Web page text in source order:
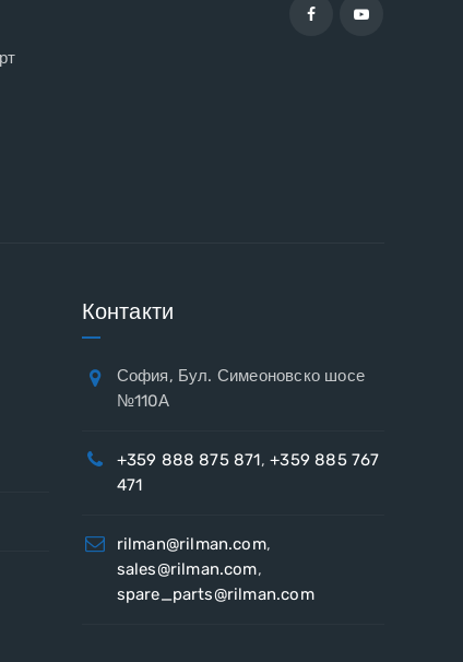
Контакти
София, Бул. Симеоновско шосе
№110А
+359 888 875 871,+359 885 767
471
rilman@rilman.com,
sales@rilman.com,
spare_parts@rilman.com